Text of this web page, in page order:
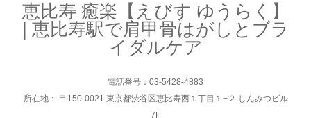
恵比寿 癒楽【えびす ゆうらく】
| 恵比寿駅で肩甲骨はがしとブラ
イダルケア
電話番号：03-5428-4883
所在地： 〒150-0021 東京都渋谷区恵比寿西１丁目１−２ しんみつビル
7F